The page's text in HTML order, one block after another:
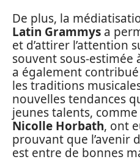
De plus, la
Latin Grammys a
et d’attirer l’attention
souvent sous-estimée
a également
les traditions
nouvelles tendances
jeunes talents, comme
Nicolle Horbath, ont
prouvant que l’avenir
est entre de bonnes